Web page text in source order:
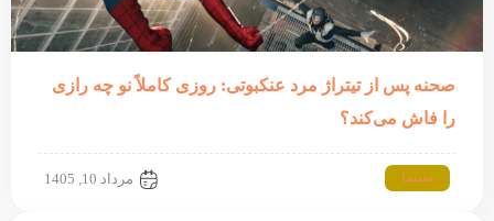
صحنه پس از تیتراژ مرد عنکبوتی: روزی کاملاً نو چه رازی
را فاش می‌کند؟
سینما مرداد 10, 1405